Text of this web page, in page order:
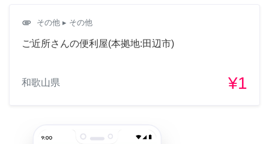
attachment その他 ▸ その他
ご近所さんの便利屋(本拠地:田辺市)
和歌山県 ¥1